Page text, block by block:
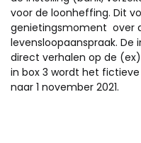
voor de loonheffing. Dit
genietingsmoment over
levensloopaanspraak. De
direct verhalen op de
in box 3 wordt het
naar 1 november 2021.